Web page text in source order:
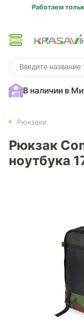
Работаем
В наличии в
Рюкзаки
Рюкзак
ноутбука